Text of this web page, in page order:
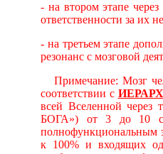
- на втором этапе
ответственности за их
- на третьем этапе
резонанс с мозговой
Примечание: Мозг
соответствии с
всей Вселенной через
БОГА») от 3 до 10
полнофункциональным
к 100% и входящих